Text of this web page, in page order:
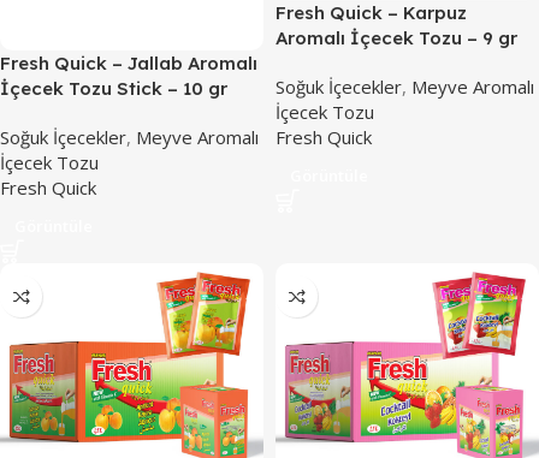
Fresh Quick – Jallab Aromalı
İçecek Tozu Stick – 10 gr
Soğuk İçecekler, Meyve Aromalı
İçecek Tozu
Fresh Quick
Fresh Quick – Karpuz
Aromalı İçecek Tozu – 9 gr
Soğuk İçecekler, Meyve Aromalı
İçecek Tozu
Fresh Quick